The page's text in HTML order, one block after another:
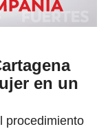
en un
procedimiento